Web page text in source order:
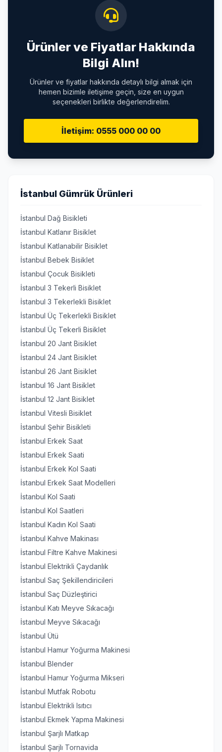
Ürünler ve Fiyatlar Hakkında
Bilgi Alın!
Ürünler ve fiyatlar hakkında detaylı bilgi almak için
hemen bizimle iletişime geçin, size en uygun
seçenekleri birlikte değerlendirelim.
İletişim: 0555 000 00 00
İstanbul Gümrük Ürünleri
İstanbul Dağ Bisikleti
İstanbul Katlanır Bisiklet
İstanbul Katlanabilir Bisiklet
İstanbul Bebek Bisiklet
İstanbul Çocuk Bisikleti
İstanbul 3 Tekerli Bisiklet
İstanbul 3 Tekerlekli Bisiklet
İstanbul Üç Tekerlekli Bisiklet
İstanbul Üç Tekerli Bisiklet
İstanbul 20 Jant Bisiklet
İstanbul 24 Jant Bisiklet
İstanbul 26 Jant Bisiklet
İstanbul 16 Jant Bisiklet
İstanbul 12 Jant Bisiklet
İstanbul Vitesli Bisiklet
İstanbul Şehir Bisikleti
İstanbul Erkek Saat
İstanbul Erkek Saati
İstanbul Erkek Kol Saati
İstanbul Erkek Saat Modelleri
İstanbul Kol Saati
İstanbul Kol Saatleri
İstanbul Kadın Kol Saati
İstanbul Kahve Makinası
İstanbul Filtre Kahve Makinesi
İstanbul Elektrikli Çaydanlık
İstanbul Saç Şekillendiricileri
İstanbul Saç Düzleştirici
İstanbul Katı Meyve Sıkacağı
İstanbul Meyve Sıkacağı
İstanbul Ütü
İstanbul Hamur Yoğurma Makinesi
İstanbul Blender
İstanbul Hamur Yoğurma Mikseri
İstanbul Mutfak Robotu
İstanbul Elektrikli Isıtıcı
İstanbul Ekmek Yapma Makinesi
İstanbul Şarjlı Matkap
İstanbul Şarjlı Tornavida